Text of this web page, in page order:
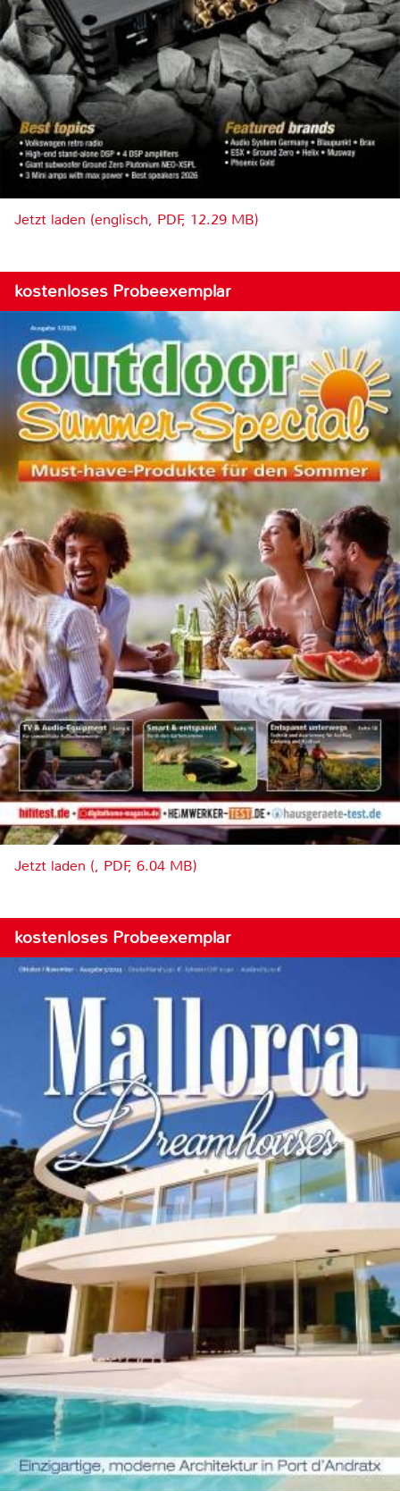
Jetzt laden (englisch, PDF, 12.29 MB)
kostenloses Probeexemplar
Jetzt laden (, PDF, 6.04 MB)
kostenloses Probeexemplar